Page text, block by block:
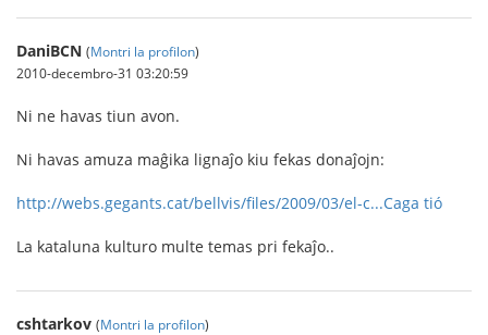
DaniBCN (Montri la profilon)
2010-decembro-31 03:20:59
Ni ne havas tiun avon.
Ni havas amuza maĝika lignaĵo kiu fekas donaĵojn:
http://webs.gegants.cat/bellvis/files/2009/03/el-c...Caga tió
La kataluna kulturo multe temas pri fekaĵo..
cshtarkov (Montri la profilon)